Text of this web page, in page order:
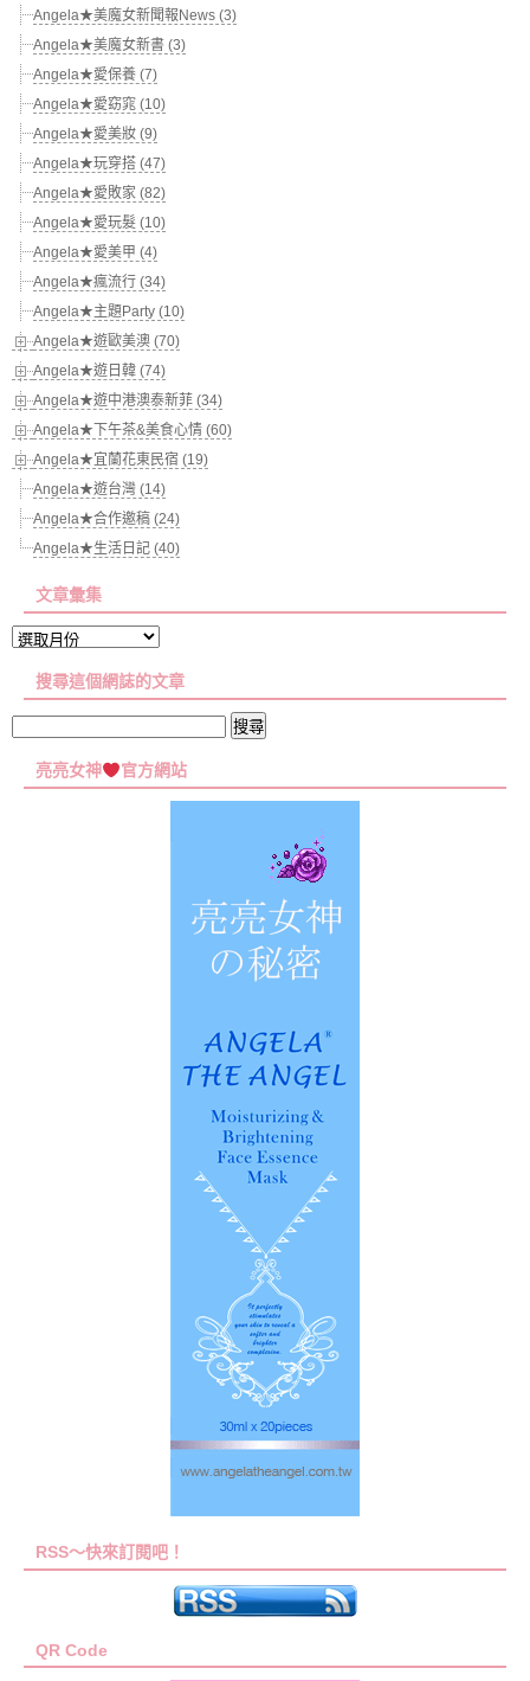
Angela★美魔女新聞報News (3)
Angela★美魔女新書 (3)
Angela★愛保養 (7)
Angela★愛窈窕 (10)
Angela★愛美妝 (9)
Angela★玩穿搭 (47)
Angela★愛敗家 (82)
Angela★愛玩髮 (10)
Angela★愛美甲 (4)
Angela★瘋流行 (34)
Angela★主題Party (10)
Angela★遊歐美澳 (70)
Angela★遊日韓 (74)
Angela★遊中港澳泰新菲 (34)
Angela★下午茶&美食心情 (60)
Angela★宜蘭花東民宿 (19)
Angela★遊台灣 (14)
Angela★合作邀稿 (24)
Angela★生活日記 (40)
文章彙集
文
彙
搜尋這個網誌的文章
關
亮亮女神 官方網站
RSS～快來訂閱吧！
QR Code